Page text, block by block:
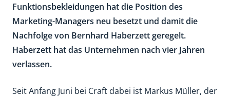
Funktionsbekleidungen hat die Position des
Marketing-Managers neu besetzt und damit die
Nachfolge von Bernhard Haberzett geregelt.
Haberzett hat das Unternehmen nach vier Jahren
verlassen.
Seit Anfang Juni bei Craft dabei ist Markus Müller, der